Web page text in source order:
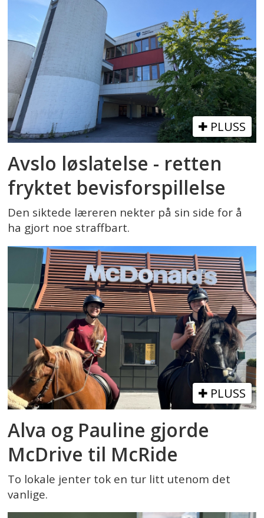
PLUSS
Avslo løslatelse - retten
fryktet bevisforspillelse
Den siktede læreren nekter på sin side for å
ha gjort noe straffbart.
PLUSS
Alva og Pauline gjorde
McDrive til McRide
To lokale jenter tok en tur litt utenom det
vanlige.